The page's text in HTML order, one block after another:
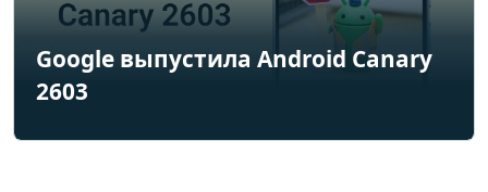
Google выпустила Android Canary
2603